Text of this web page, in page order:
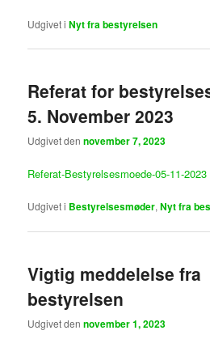
Udgivet i Nyt fra bestyrelsen
Referat for
5. November 2023
Udgivet dennovember 7, 2023
Referat-Bestyrelsesmoede-05-11-2023
Udgivet i Bestyrelsesmøder,Nyt fra
Vigtig meddelelse fra
bestyrelsen
Udgivet dennovember 1, 2023